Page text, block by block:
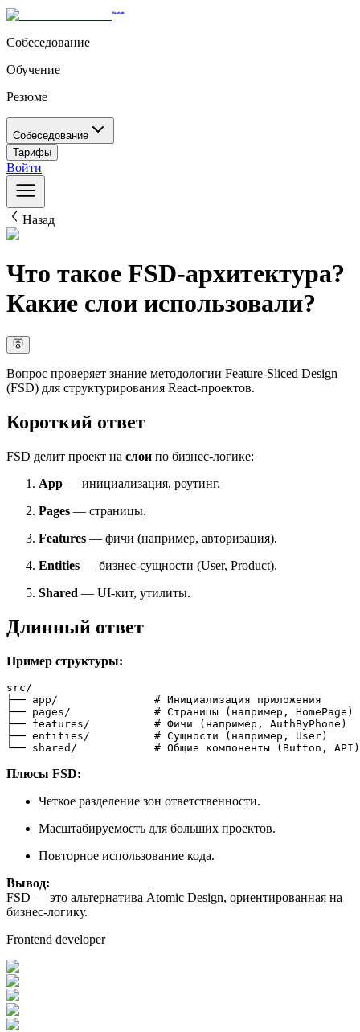
Собеседование
Обучение
Резюме
Собеседование
Тарифы
Войти
Назад
Что такое FSD-архитектура?
Какие слои использовали?
Вопрос проверяет знание методологии Feature-Sliced Design
(FSD) для структурирования React-проектов.
Короткий ответ
FSD делит проект на слои по бизнес-логике:
App — инициализация, роутинг.
Pages — страницы.
Features — фичи (например, авторизация).
Entities — бизнес-сущности (User, Product).
Shared — UI-кит, утилиты.
Длинный ответ
Пример структуры:
src/
├── app/ # Инициализация приложения
├── pages/ # Страницы (например, HomePage)
├── features/ # Фичи (например, AuthByPhone)
├── entities/ # Сущности (например, User)
└── shared/ # Общие компоненты (Button, API)
Плюсы FSD:
Четкое разделение зон ответственности.
Масштабируемость для больших проектов.
Повторное использование кода.
Вывод:
FSD — это альтернатива Atomic Design, ориентированная на
бизнес-логику.
Frontend developer